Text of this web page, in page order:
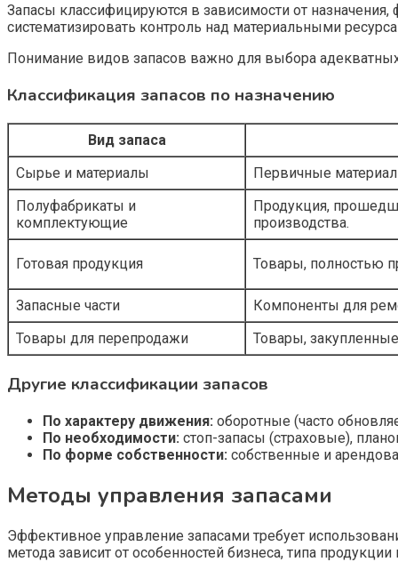
Запасы классифицируются в зависимости от
систематизировать контроль над материальными
Понимание видов запасов важно для выбора
Классификация запасов по назначению
Вид запаса
Сырье и материалы
Первичные
Полуфабрикаты и
комплектующие
Продукция,
производства.
Готовая продукция Товары, полностью
Запасные части
Компоненты для
Товары для перепродажи
Товары,
Другие классификации запасов
По характеру движения: оборотные (часто
По необходимости: стоп-запасы (страховые),
По форме собственности: собственные и
Методы управления запасами
Эффективное управление запасами требует
метода зависит от особенностей бизнеса, типа